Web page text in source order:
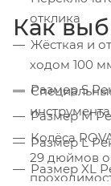
отклика
Жёсткая и
ходом 100
инструмента
Колёса
29 дюймов
Как
Размер S
Размер M
Размер L
Размер XL